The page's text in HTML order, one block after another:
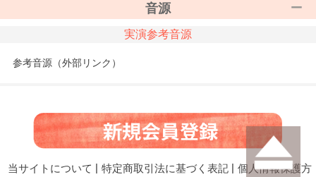
音源
実演参考音源
参考音源（外部リンク）
当サイトについて | 特定商取引法に基づく表記 | 個人情報保護方